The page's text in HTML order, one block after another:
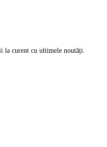
la curent cu ultimele noutăți.